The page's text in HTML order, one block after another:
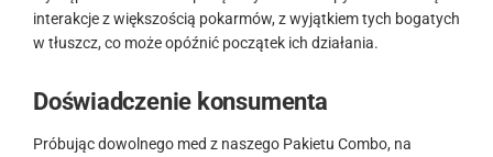
interakcje z większością pokarmów, z wyjątkiem tych bogatych
w tłuszcz, co może opóźnić początek ich działania.
Doświadczenie konsumenta
Próbując dowolnego med z naszego Pakietu Combo, na